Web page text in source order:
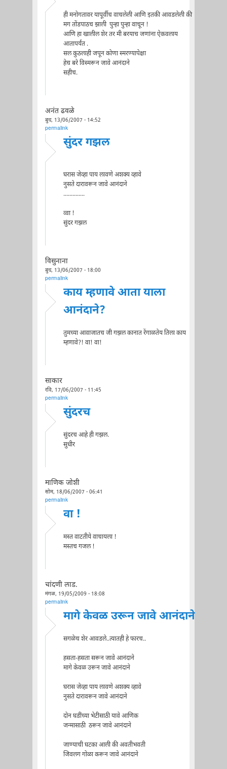
ही मनोगतावर यापूर्वीच वाचलेली आणि इतकी आवडलेली की
मग तोंडपाठच झाली पुन्हा पुन्हा वाचून !
आणि हा खालील शेर तर मी बरयाच जणांना ऐकवलाय
आतापर्यंत .
सल कुठलाही जपून कोणा स्मरण्यापेक्षा
हेच बरे विस्मरून जावे आनंदाने
सहीच.
अनंत ढवळे
बुध, 13/06/2007 - 14:52
permalink
सुंदर गझल
घरास जेव्हा पाय लावणे अशक्य व्हावे
नुसते दारावरून जावे आनंदाने
..............
व्वा !
सुंदर गझल
विसुनाना
बुध, 13/06/2007 - 18:00
permalink
काय म्हणावे आता याला
आनंदाने?
तुमच्या आवाजातच जी गझल कानात रेंगाळतेय तिला काय
म्हणावे?! वा! वा!
साकार
रवि, 17/06/2007 - 11:45
permalink
सुंदरच
सुंदरच आहे ही गझल.
सुधीर
माणिक जोशी
सोम, 18/06/2007 - 06:41
permalink
वा !
मस्त वाटतीये वाचायला !
मस्तच गजल !
चांदणी लाड.
मंगळ, 19/05/2009 - 18:08
permalink
मागे केवळ उरून जावे आनंदाने
सगळेच शेर आवडले..त्यातही हे फारच..
हसता-हसता सरून जावे आनंदाने
मागे केवळ उरून जावे आनंदाने
घरास जेव्हा पाय लावणे अशक्य व्हावे
नुसते दारावरून जावे आनंदाने
दोन घडींच्या भेटीसाठी यावे आणिक
जन्मासाठी ठरून जावे आनंदाने
जाण्याची घटका आली की अवतीभवती
जिवलग गोळा करून जावे आनंदाने